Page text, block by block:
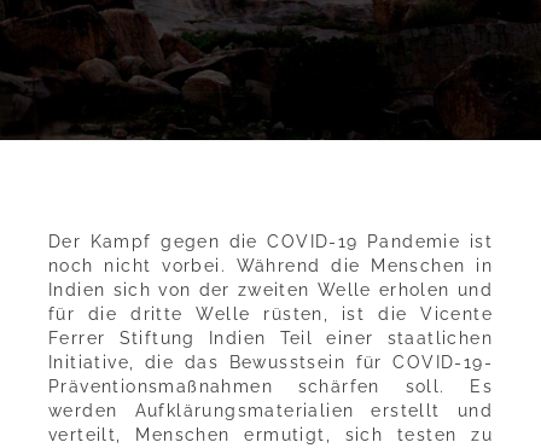
Der Kampf gegen die COVID-19 Pandemie ist
noch nicht vorbei. Während die Menschen in
Indien sich von der zweiten Welle erholen und
für die dritte Welle rüsten, ist die Vicente
Ferrer Stiftung Indien Teil einer staatlichen
Initiative, die das Bewusstsein für COVID-19-
Präventionsmaßnahmen schärfen soll. Es
werden Aufklärungsmaterialien erstellt und
verteilt, Menschen ermutigt, sich testen zu